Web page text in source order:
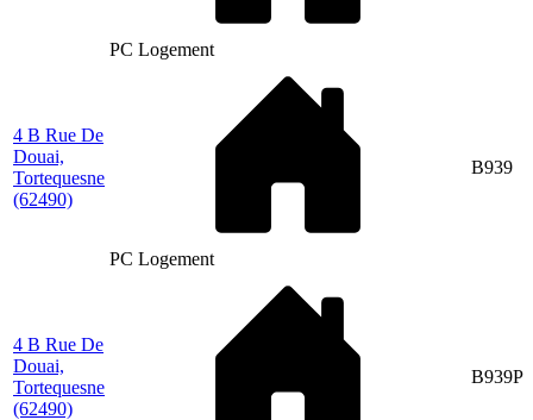
PC Logement
4 B Rue De
Douai,
Tortequesne
(62490)
PC Logement
B939
4 B Rue De
Douai,
Tortequesne
(62490)
B939P